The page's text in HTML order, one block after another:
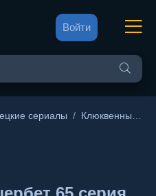
Войти
сериалы / Клюквенный щербет